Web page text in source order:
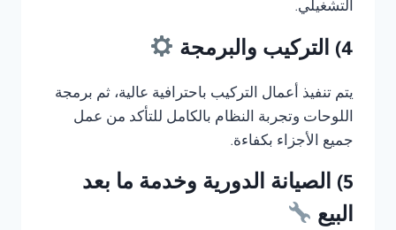
التشغيلي.
4) التركيب والبرمجة
يتم تنفيذ أعمال التركيب باحترافية عالية، ثم برمجة
اللوحات وتجربة النظام بالكامل للتأكد من عمل
جميع الأجزاء بكفاءة.
5) الصيانة الدورية وخدمة ما بعد
البيع